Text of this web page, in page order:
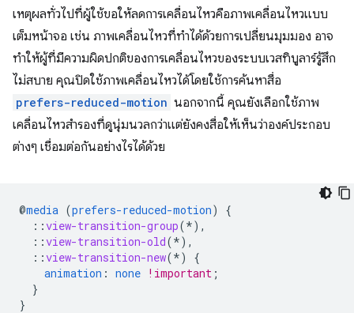
เหตุผลทั่วไปที่ผู้ใช้ขอให้ลดการเคลื่อนไหวคือภาพเคลื่อนไหวแบบ
เต็มหน้าจอ เช่น ภาพเคลื่อนไหวที่ทำได้ด้วยการเปลี่ยนมุมมอง อาจ
ทำให้ผู้ที่มีความผิดปกติของการเคลื่อนไหวของระบบเวสทิบูลาร์รู้สึก
ไม่สบาย คุณปิดใช้ภาพเคลื่อนไหวได้โดยใช้การค้นหาสื่อ
prefers-reduced-motion นอกจากนี้ คุณยังเลือกใช้ภาพ
เคลื่อนไหวสำรองที่ดูนุ่มนวลกว่าแต่ยังคงสื่อให้เห็นว่าองค์ประกอบ
ต่างๆ เชื่อมต่อกันอย่างไรได้ด้วย
@media (prefers-reduced-motion)
{
::view-transition-group(*),
::view-transition-old(*),
::view-transition-new(*)
{
animation : none !important ;
}
}